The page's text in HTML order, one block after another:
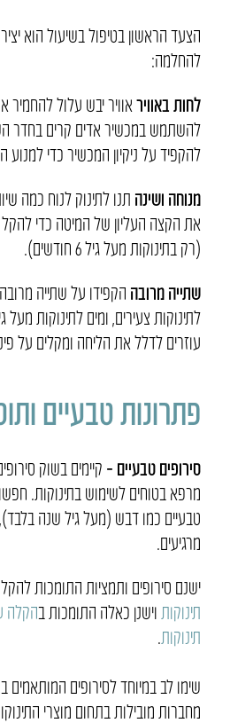
הצעד הראשון בטיפול בשיעול הוא
להחלמה:
לחות באוויראוויר יבש עלול להחמיר
להשתמש במכשיר אדים קרים בחדר
להקפיד על ניקיון המכשיר כדי
מנוחה ושינה תנו לתינוק לנוח כמה
את הקצה העליון של המיטה כדי
(רק בתינוקות מעל גיל 6 חודשים).
שתייה מרובה הקפידו על שתייה
עוזרים לדלל את הליחה ומקלים על
פתרונות טבעיים
סירופים טבעיים – קיימים בשוק
מרפא בטוחים לשימוש בתינוקות. חפשו
טבעיים כמו דבש (מעל גיל שנה בלבד),
מרגיעים.
ישנם סירופים ותמציות התומכות
תינוקות וישנן כאלה התומכות בהקלה
תינוקות
שימו לב במיוחד לסירופים המותאמים
מחברות מובילות בתחום מוצרי